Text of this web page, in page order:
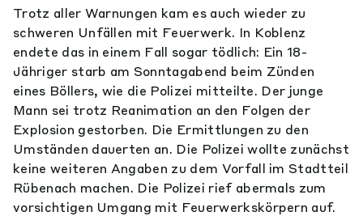
Trotz aller Warnungen kam es auch wieder zu
schweren Unfällen mit Feuerwerk. In Koblenz
endete das in einem Fall sogar tödlich: Ein 18-
Jähriger starb am Sonntagabend beim Zünden
eines Böllers, wie die Polizei mitteilte. Der junge
Mann sei trotz Reanimation an den Folgen der
Explosion gestorben. Die Ermittlungen zu den
Umständen dauerten an. Die Polizei wollte zunächst
keine weiteren Angaben zu dem Vorfall im Stadtteil
Rübenach machen. Die Polizei rief abermals zum
vorsichtigen Umgang mit Feuerwerkskörpern auf.